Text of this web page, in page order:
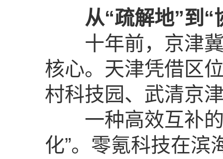
从“疏解地”到
十年前，京津冀
核心。天津凭借区
村科技园、武清京
一种高效互补的
化”。零氪科技在